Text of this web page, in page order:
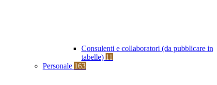
Consulenti e collaboratori (da pubblicare in
tabelle) 11
Personale 163